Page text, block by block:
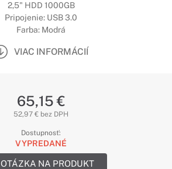
2,5" HDD 1000GB
Pripojenie: USB 3.0
Farba: Modrá
VIAC INFORMÁCIÍ
65,15 €
52,97 € bez DPH
Dostupnosť:
VYPREDANÉ
OTÁZKA NA PRODUKT